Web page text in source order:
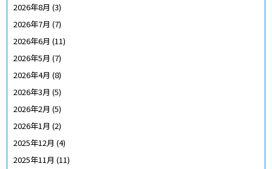
2026年8月 (3)
2026年7月 (7)
2026年6月 (11)
2026年5月 (7)
2026年4月 (8)
2026年3月 (5)
2026年2月 (5)
2026年1月 (2)
2025年12月 (4)
2025年11月 (11)